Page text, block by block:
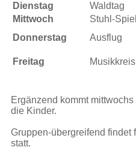
Dienstag
Waldtag
Mittwoch
Stuhl-
Donnerstag
Ausflug
Freitag Musikkreis
Ergänzend kommt
die Kinder.
Gruppen-übergreifend findet
statt.